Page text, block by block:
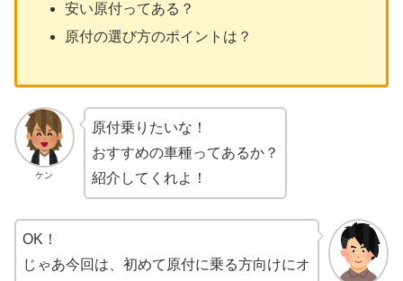
安い原付ってある？
原付の選び方のポイントは？
ケン
原付乗りたいな！
おすすめの車種ってあるか？
紹介してくれよ！
OK！
じゃあ今回は、初めて原付に乗る方向けにオ